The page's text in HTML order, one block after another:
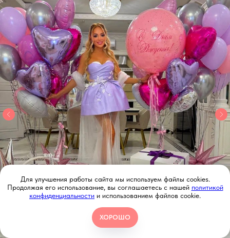
Для улучшения работы сайта мы используем файлы cookies.
Продолжая его использование, вы соглашаетесь с нашей политикой
конфиденциальности и использованием файлов cookie.
ХОРОШО